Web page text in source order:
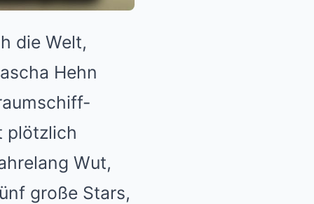
die Welt,
Hehn
plötzlich
Wut,
große Stars,